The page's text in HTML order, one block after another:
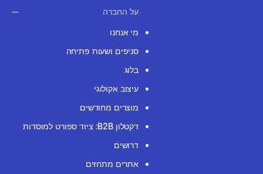
על החברה
מי אנחנו
סניפים ושעות פתיחה
בלוג
עיצוב אקולוגי
מוצרים מחודשים
דקטלון B2B: ציוד ספורט למוסדות
דרושים
אתרים מתחזים